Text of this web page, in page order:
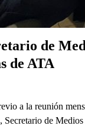
de
de ATA
a la reunión
Secretario de